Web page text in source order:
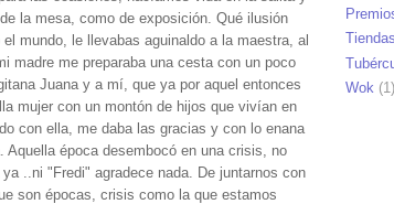
la mesa, como de exposición. Qué ilusión
mundo, le llevabas aguinaldo a la maestra, al
madre me preparaba una cesta con un poco
Juana y a mí, que ya por aquel entonces
mujer con un montón de hijos que vivían en
con ella, me daba las gracias y con lo enana
época desembocó en una crisis, no
..ni "Fredi" agradece nada. De juntarnos con
son épocas, crisis como la que estamos
Tiendas
Wok (1)